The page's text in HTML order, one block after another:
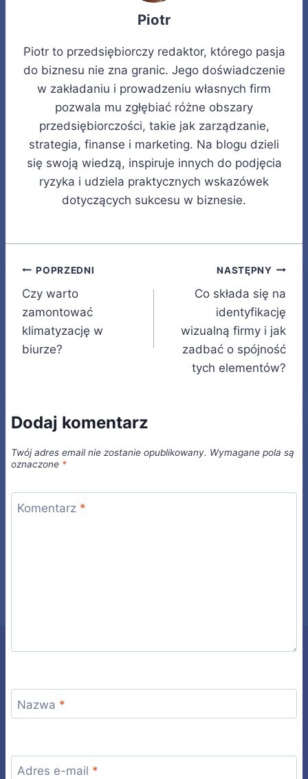
Piotr
Piotr to przedsiębiorczy redaktor, którego pasja
do biznesu nie zna granic. Jego doświadczenie
w zakładaniu i prowadzeniu własnych firm
pozwala mu zgłębiać różne obszary
przedsiębiorczości, takie jak zarządzanie,
strategia, finanse i marketing. Na blogu dzieli
się swoją wiedzą, inspiruje innych do podjęcia
ryzyka i udziela praktycznych wskazówek
dotyczących sukcesu w biznesie.
Nawigacja
wpisu
POPRZEDNI
Czy warto
zamontować
klimatyzację w
biurze?
NASTĘPNY
Co składa się na
identyfikację
wizualną firmy i jak
zadbać o spójność
tych elementów?
Dodaj komentarz
Twój adres email nie zostanie opublikowany. Wymagane pola są
oznaczone *
Komentarz *
Nazwa *
Adres e-mail *